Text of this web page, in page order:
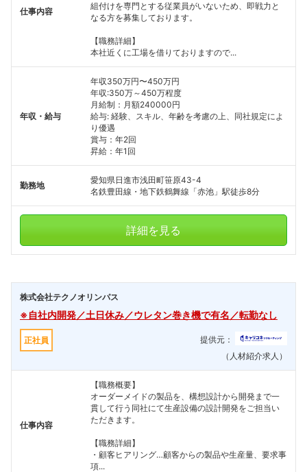
仕事内容
組付けを専門とする従業員がいないため、即戦力と
なる方を募集しております。
【職務詳細】
本社近くに工場を借りておりますので...
年収・給与
年収350万円〜450万円
年収:350万～450万程度
月給制：月額240000円
給与: 経験、スキル、年齢を考慮の上、同社規定によ
り優遇
賞与：年2回
昇給：年1回
勤務地
愛知県日進市浅田町笹原43-4
名鉄豊田線・地下鉄鶴舞線「赤池」駅徒歩8分
詳細を見る
株式会社テクノオリンパス
※自社内開発／土日休み／ウレタン巻き機で有名／転勤なし
正社員
提供元：
（人材紹介求人）
仕事内容
【職務概要】
オーダーメイドの製品を、構想設計から開発まで一
貫して行う同社にて生産設備の設計開発をご担当い
ただきます。
【職務詳細】
・顧客ヒアリング…顧客からの製品や生産量、要求事
項...